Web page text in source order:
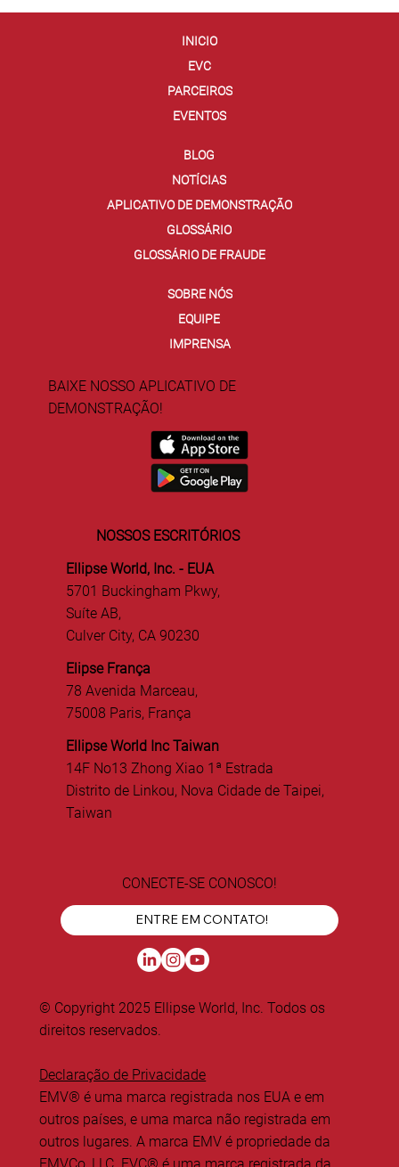
INICIO
EVC
PARCEIROS
EVENTOS
BLOG
NOTÍCIAS
APLICATIVO DE DEMONSTRAÇÃO
GLOSSÁRIO
GLOSSÁRIO DE FRAUDE
SOBRE NÓS
EQUIPE
IMPRENSA
BAIXE NOSSO APLICATIVO DE
DEMONSTRAÇÃO!
NOSSOS ESCRITÓRIOS
Ellipse World, Inc. - EUA
5701 Buckingham Pkwy,
Suíte AB,
Culver City, CA 90230
Elipse França
78 Avenida Marceau,
75008 Paris, França
Ellipse World Inc Taiwan
14F No13 Zhong Xiao 1ª Estrada
Distrito de Linkou, Nova Cidade de Taipei,
Taiwan
CONECTE-SE CONOSCO!
ENTRE EM CONTATO!
© Copyright 2025 Ellipse World, Inc. Todos os
direitos reservados.
Declaração de Privacidade
EMV® é uma marca registrada nos EUA e em
outros países, e uma marca não registrada em
outros lugares. A marca EMV é propriedade da